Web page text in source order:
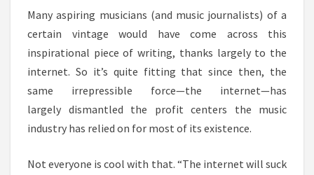
Many aspiring musicians (and music journalists) of a
certain vintage would have come across this
inspirational piece of writing, thanks largely to the
internet. So it’s quite fitting that since then, the
same irrepressible force—the internet—has
largely dismantled the profit centers the music
industry has relied on for most of its existence.
Not everyone is cool with that. “The internet will suck